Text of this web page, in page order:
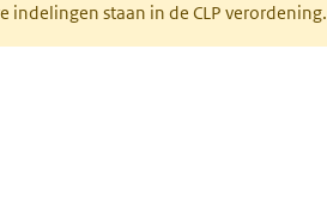
indelingen staan in de CLP verordening.